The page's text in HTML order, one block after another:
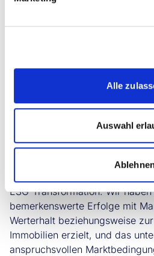
Alle
Auswahl
werden unsere Portfolios
bieten. Die erfolgten
wieder an Dynamik gewinnen.“
Berkan Gülen, Head of Asset
„Ich blicke mit großer
In der aktuellen
und nachhaltiges Asset
ESG-Transformation. Wir
bemerkenswerte Erfolge mit
Werterhalt beziehungsweise
Immobilien erzielt, und das
anspruchsvollen